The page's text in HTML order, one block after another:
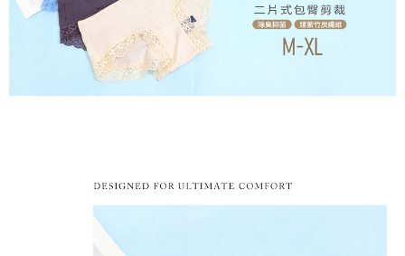
【注意事項】
１．透過由恩沛科技股份有限公司提供之「AFTEE先享後付」服務完成之交
易，需依本服務之必要範圍內提供個人資料，並將交易相關給付款項請求債
權轉讓予恩沛科技股份有限公司。
２．關於個人資料處理事宜，請瀏覽以下網址：
https://aftee.tw/terms/#terms3
恩沛科技股份有限公司將有權停止該用戶之使用額度並採取法律行動。
每筆NT$80，滿NT$799(含以上)免運費
付款後萊爾富取貨
每筆NT$80，滿NT$799(含以上)免運費
7-11取貨付款
每筆NT$80，滿NT$799(含以上)免運費
7-11取貨(快速到店)